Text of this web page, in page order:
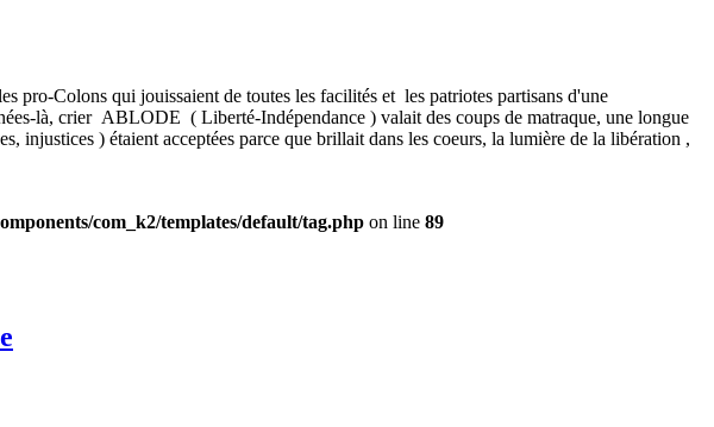
pro-Colons qui jouissaient de toutes les facilités et les patriotes partisans d'une
là, crier ABLODE ( Liberté-Indépendance ) valait des coups de matraque, une longue
injustices ) étaient acceptées parce que brillait dans les coeurs, la lumière de la libération ,
com_k2/templates/default/tag.php on line 89